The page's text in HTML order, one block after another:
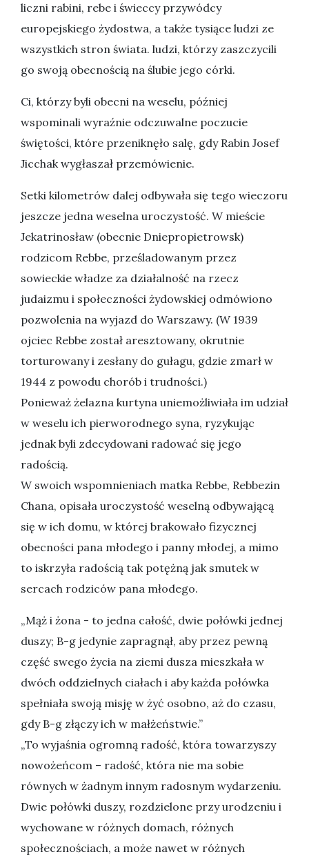
liczni rabini, rebe i świeccy przywódcy
europejskiego żydostwa, a także tysiące ludzi ze
wszystkich stron świata. ludzi, którzy zaszczycili
go swoją obecnością na ślubie jego córki.
Ci, którzy byli obecni na weselu, później
wspominali wyraźnie odczuwalne poczucie
świętości, które przeniknęło salę, gdy Rabin Josef
Jicchak wygłaszał przemówienie.
Setki kilometrów dalej odbywała się tego wieczoru
jeszcze jedna weselna uroczystość. W mieście
Jekatrinosław (obecnie Dniepropietrowsk)
rodzicom Rebbe, prześladowanym przez
sowieckie władze za działalność na rzecz
judaizmu i społeczności żydowskiej odmówiono
pozwolenia na wyjazd do Warszawy. (W 1939
ojciec Rebbe został aresztowany, okrutnie
torturowany i zesłany do gułagu, gdzie zmarł w
1944 z powodu chorób i trudności.)
Ponieważ żelazna kurtyna uniemożliwiała im udział
w weselu ich pierworodnego syna, ryzykując
jednak byli zdecydowani radować się jego
radością.
W swoich wspomnieniach matka Rebbe, Rebbezin
Chana, opisała uroczystość weselną odbywającą
się w ich domu, w której brakowało fizycznej
obecności pana młodego i panny młodej, a mimo
to iskrzyła radością tak potężną jak smutek w
sercach rodziców pana młodego.
„Mąż i żona - to jedna całość, dwie połówki jednej
duszy; B-g jedynie zapragnął, aby przez pewną
część swego życia na ziemi dusza mieszkała w
dwóch oddzielnych ciałach i aby każda połówka
spełniała swoją misję w żyć osobno, aż do czasu,
gdy B-g złączy ich w małżeństwie.”
„To wyjaśnia ogromną radość, która towarzyszy
nowożeńcom – radość, która nie ma sobie
równych w żadnym innym radosnym wydarzeniu.
Dwie połówki duszy, rozdzielone przy urodzeniu i
wychowane w różnych domach, różnych
społecznościach, a może nawet w różnych